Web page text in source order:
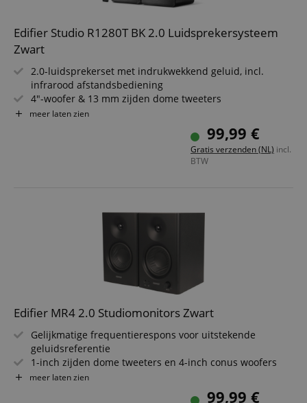
Edifier Studio R1280T BK 2.0 Luidsprekersysteem
Zwart
2.0-luidsprekerset met indrukwekkend geluid, incl.
infrarood afstandsbediening
4"-woofer & 13 mm zijden dome tweeters
Uitgangsvermogen (RMS): 2x 21W
Frontale bassreflexpoort voor volle basweergave
2 aparte audio-ingangen (RCA) & regelaars voor volume,
meer laten zien
99,99 €
Gratis verzenden (NL) incl.
BTW
Edifier MR4 2.0 Studiomonitors Zwart
Gelijkmatige frequentierespons voor uitstekende
geluidsreferentie
1-inch zijden dome tweeters en 4-inch conus woofers
leveren zuiver geluid
MDF houten behuizing minimaliseert akoestische
meer laten zien
99,99 €